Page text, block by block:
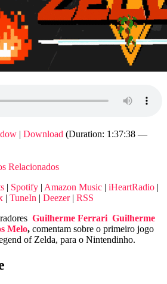
| Download (Duration: 1:37:38 —
Relacionados
| Spotify | Amazon Music | iHeartRadio |
| TuneIn | Deezer| RSS
Guilherme Ferrari Guilherme
Melo, comentam sobre o primeiro jogo
of Zelda, para o Nintendinho.